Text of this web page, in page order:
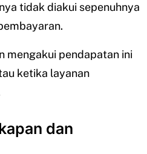
tidak diakui sepenuhnya
mengakui pendapatan ini
ketika layanan
dan